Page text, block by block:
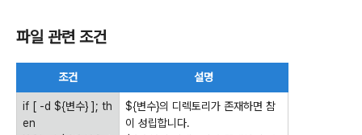
파일 관련 조건
조건 설명
if [ -d ${변수} ]; th
en
${변수}의 디렉토리가 존재하면 참
이 성립합니다.